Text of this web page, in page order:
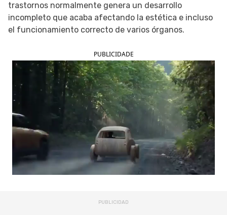
trastornos normalmente genera un desarrollo
incompleto que acaba afectando la estética e incluso
el funcionamiento correcto de varios órganos.
PUBLICIDADE